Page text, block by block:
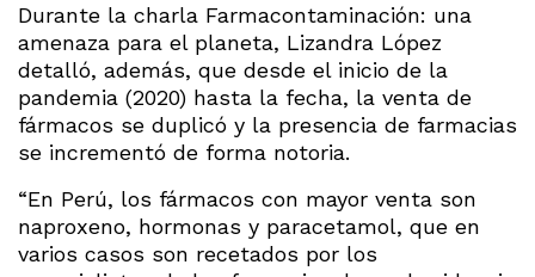
Durante la charla Farmacontaminación: una
amenaza para el planeta, Lizandra López
detalló, además, que desde el inicio de la
pandemia (2020) hasta la fecha, la venta de
fármacos se duplicó y la presencia de farmacias
se incrementó de forma notoria.
“En Perú, los fármacos con mayor venta son
naproxeno, hormonas y paracetamol, que en
varios casos son recetados por los